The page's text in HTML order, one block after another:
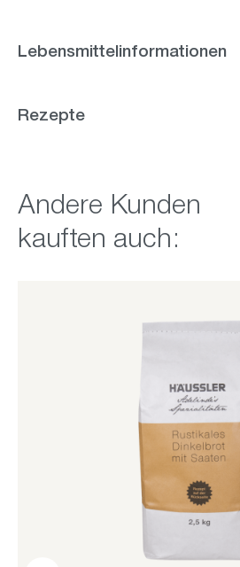
Lebensmittelinformationen
Rezepte
Produktgalerie überspringen
Andere Kunden
kauften auch: